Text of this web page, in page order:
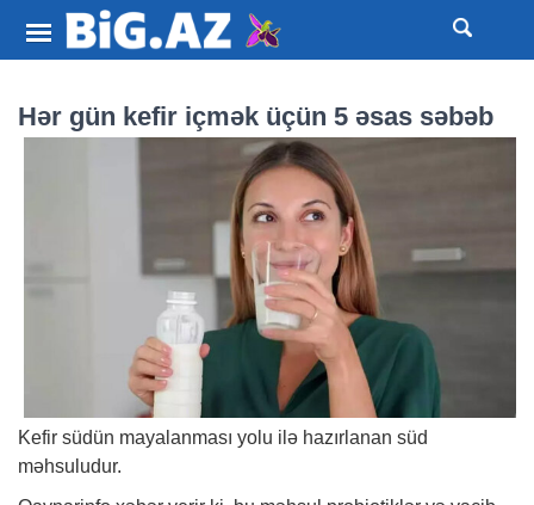
Hər gün kefir içmək üçün 5 əsas səbəb
Kefir südün mayalanması yolu ilə hazırlanan süd
məhsuludur.